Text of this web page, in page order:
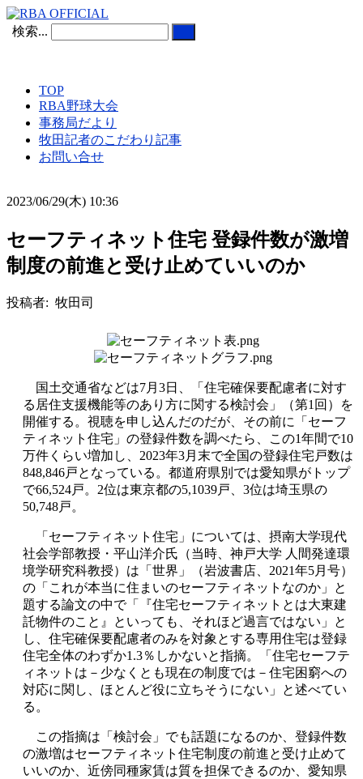
検索...
TOP
RBA野球大会
事務局だより
牧田記者のこだわり記事
お問い合せ
2023/06/29(木) 10:36
セーフティネット住宅 登録件数が激増
制度の前進と受け止めていいのか
投稿者: 牧田司
国土交通省などは7月3日、「住宅確保要配慮者に対す
る居住支援機能等のあり方に関する検討会」（第1回）を
開催する。視聴を申し込んだのだが、その前に「セーフ
ティネット住宅」の登録件数を調べたら、この1年間で10
万件くらい増加し、2023年3月末で全国の登録住宅戸数は
848,846戸となっている。都道府県別では愛知県がトップ
で66,524戸。2位は東京都の5,1039戸、3位は埼玉県の
50,748戸。
「セーフティネット住宅」については、摂南大学現代
社会学部教授・平山洋介氏（当時、神戸大学 人間発達環
境学研究科教授）は「世界」（岩波書店、2021年5月号）
の「これが本当に住まいのセーフティネットなのか」と
題する論文の中で「『住宅セーフティネットとは大東建
託物件のこと』といっても、それほど過言ではない」と
し、住宅確保要配慮者のみを対象とする専用住宅は登録
住宅全体のわずか1.3％しかないと指摘。「住宅セーフテ
ィネットは－少なくとも現在の制度では－住宅困窮への
対応に関し、ほとんど役に立ちそうにない」と述べてい
る。
この指摘は「検討会」でも話題になるのか、登録件数
の激増はセーフティネット住宅制度の前進と受け止めて
いいのか、近傍同種家賃は質を担保できるのか、愛知県